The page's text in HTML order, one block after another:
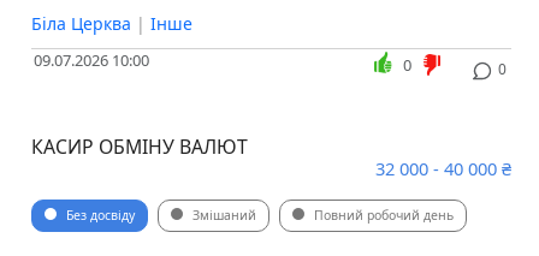
Біла Церква | Інше
09.07.2026 10:00 0
0
КАСИР ОБМІНУ ВАЛЮТ
32 000 - 40 000 ₴
Без досвіду Змішаний Повний робочий день